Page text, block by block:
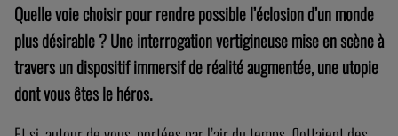
Quelle voie choisir pour rendre possible l’éclosion d’un monde
plus désirable ? Une interrogation vertigineuse mise en scène à
travers un dispositif immersif de réalité augmentée, une utopie
dont vous êtes le héros.